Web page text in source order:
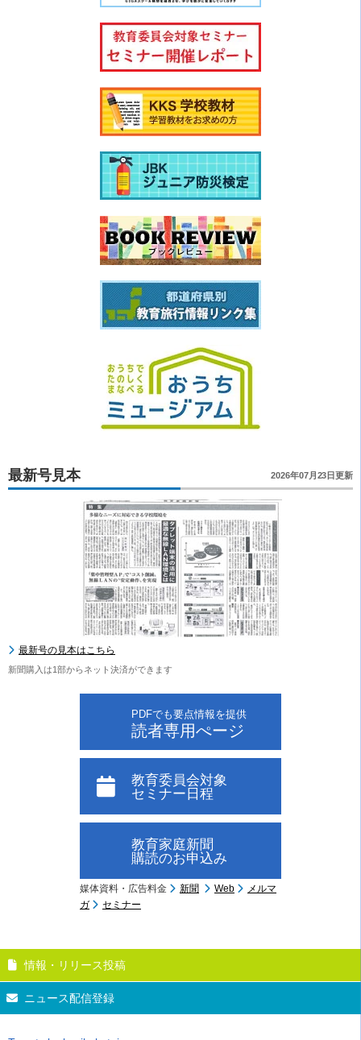
最新号見本 2026年07月23日更新
最新号の見本はこちら
新聞購入は1部からネット決済ができます
PDFでも要点情報を提供
読者専用ぺージ
教育委員会対象
セミナー日程
教育家庭新聞
購読のお申込み
媒体資料・広告料金 新聞 Web
メルマ
ガ
セミナー
情報・リリース投稿
ニュース配信登録